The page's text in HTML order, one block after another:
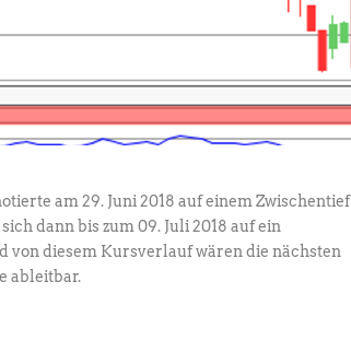
am 29. Juni 2018 auf einem Zwischentief
dann bis zum 09. Juli 2018 auf ein
von diesem Kursverlauf wären die nächsten
ableitbar.